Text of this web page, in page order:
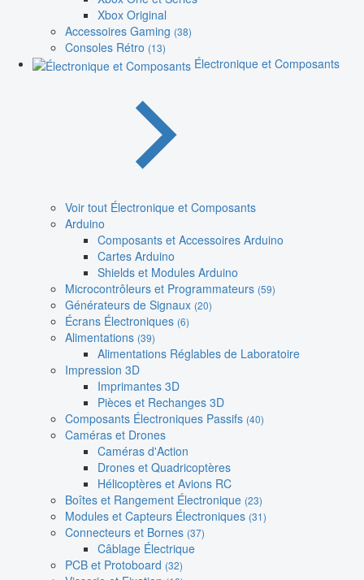
Xbox Original
Accessoires Gaming (38)
Consoles Rétro (13)
Électronique et Composants
Voir tout Électronique et Composants
Arduino
Composants et Accessoires Arduino
Cartes Arduino
Shields et Modules Arduino
Microcontrôleurs et Programmateurs (59)
Générateurs de Signaux (20)
Écrans Électroniques (6)
Alimentations (39)
Alimentations Réglables de Laboratoire
Impression 3D
Imprimantes 3D
Pièces et Rechanges 3D
Composants Électroniques Passifs (40)
Caméras et Drones
Caméras d'Action
Drones et Quadricoptères
Hélicoptères et Avions RC
Boîtes et Rangement Électronique (23)
Modules et Capteurs Électroniques (31)
Connecteurs et Bornes (37)
Câblage Électrique
PCB et Protoboard (32)